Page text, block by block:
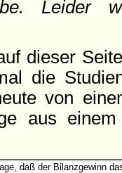
dieser
die
von
aus
daß der Bilanzgewinn